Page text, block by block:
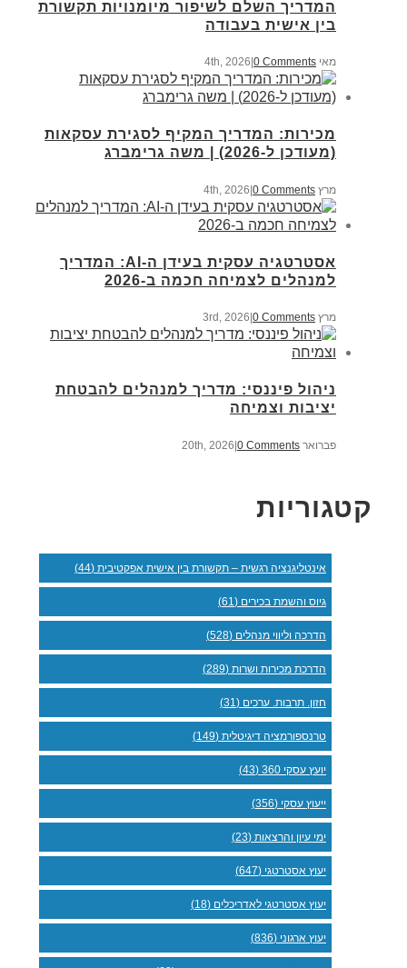
המדריך השלם לשיפור מיומנויות תקשורת
בין אישית בעבודה
מאי 4th, 2026 0 Comments
מכירות: המדריך המקיף לסגירת עסקאות
(מעודכן ל-2026) | משה גרימברג
מרץ 4th, 2026 |0 Comments
אסטרטגיה עסקית בעידן ה-AI: המדריך
למנהלים לצמיחה חכמה ב-2026
מרץ 3rd, 2026 0 Comments
ניהול פיננסי: מדריך למנהלים להבטחת
יציבות וצמיחה
פברואר 20th, 2026 |0 Comments
קטגוריות
אינטליגנציה רגשית – תקשורת בין אישית אפקטיבית (44)
גיוס והשמת בכירים (61)
הדרכה וליווי מנהלים (528)
הדרכת מכירות ושרות (289)
חזון. תרבות. ערכים (31)
טרנספורמציה דיגיטלית (149)
יועץ עסקי 360 (43)
ייעוץ עסקי (356)
ימי עיון והרצאות (23)
יעוץ אסטרטגי (647)
יעוץ אסטרטגי לאדריכלים (18)
יעוץ ארגוני (836)